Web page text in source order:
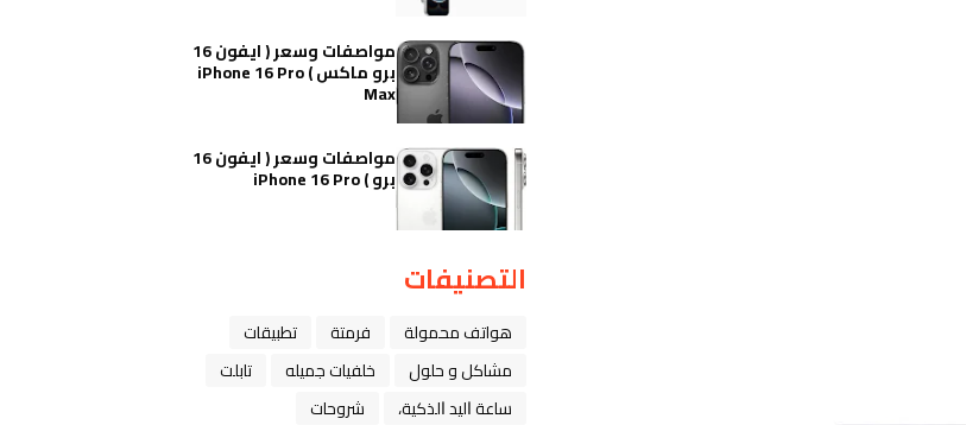
مواصفات وسعر ( ايفون 16
برو ماكس ) iPhone 16 Pro
Max
مواصفات وسعر ( ايفون 16
برو ) iPhone 16 Pro
التصنيفات
هواتف محمولة فرمتة
تطبيقات
مشاكل و حلول
خلفيات جميله
تابلت
ﺳﺎﻋﺔ ﺍﻟﻴﺪ ﺍﻟﺬﻛﻴﺔ،
شروحات